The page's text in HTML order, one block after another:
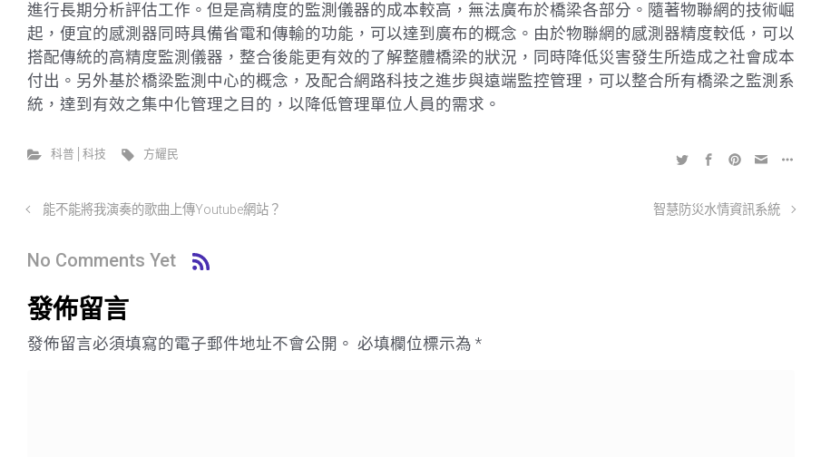
進行長期分析評估工作。但是高精度的監測儀器的成本較高，無法廣布於橋梁各部分。隨著物聯網的技術崛
起，便宜的感測器同時具備省電和傳輸的功能，可以達到廣布的概念。由於物聯網的感測器精度較低，可以
搭配傳統的高精度監測儀器，整合後能更有效的了解整體橋梁的狀況，同時降低災害發生所造成之社會成本
付出。另外基於橋梁監測中心的概念，及配合網路科技之進步與遠端監控管理，可以整合所有橋梁之監測系
統，達到有效之集中化管理之目的，以降低管理單位人員的需求。
科普│科技 方耀民
能不能將我演奏的歌曲上傳Youtube網站？ 智慧防災水情資訊系統
No Comments Yet
發佈留言
發佈留言必須填寫的電子郵件地址不會公開。 必填欄位標示為 *